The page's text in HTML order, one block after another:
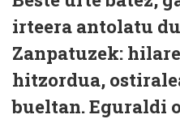
irteera antolatu
Zanpatuzek:
hitzordua,
bueltan. Eguraldi